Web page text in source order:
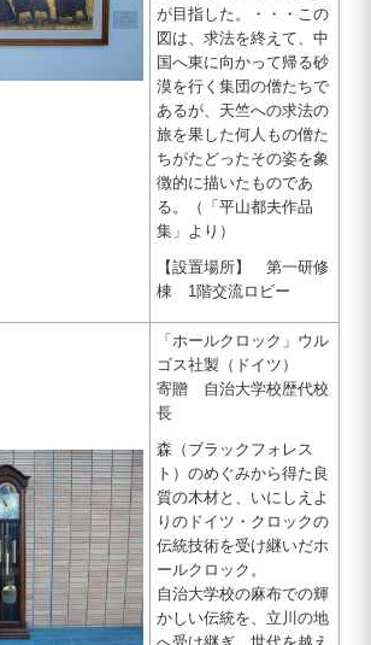
が目指した。・・・この
図は、求法を終えて、中
国へ東に向かって帰る砂
漠を行く集団の僧たちで
あるが、天竺への求法の
旅を果した何人もの僧た
ちがたどったその姿を象
徴的に描いたものであ
る。（「平山都夫作品
集」より）
【設置場所】 第一研修
棟 1階交流ロビー
「ホールクロック」ウル
ゴス社製（ドイツ）
寄贈 自治大学校歴代校
長
森（ブラックフォレス
ト）のめぐみから得た良
質の木材と、いにしえよ
りのドイツ・クロックの
伝統技術を受け継いだホ
ールクロック。
自治大学校の麻布での輝
かしい伝統を、立川の地